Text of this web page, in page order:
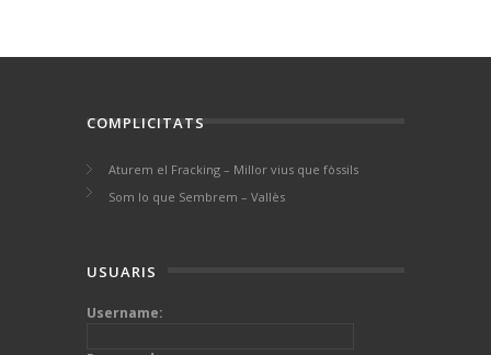
COMPLICITATS
Aturem el Fracking – Millor vius que fòssils
Som lo que Sembrem – Vallès
USUARIS
Username: